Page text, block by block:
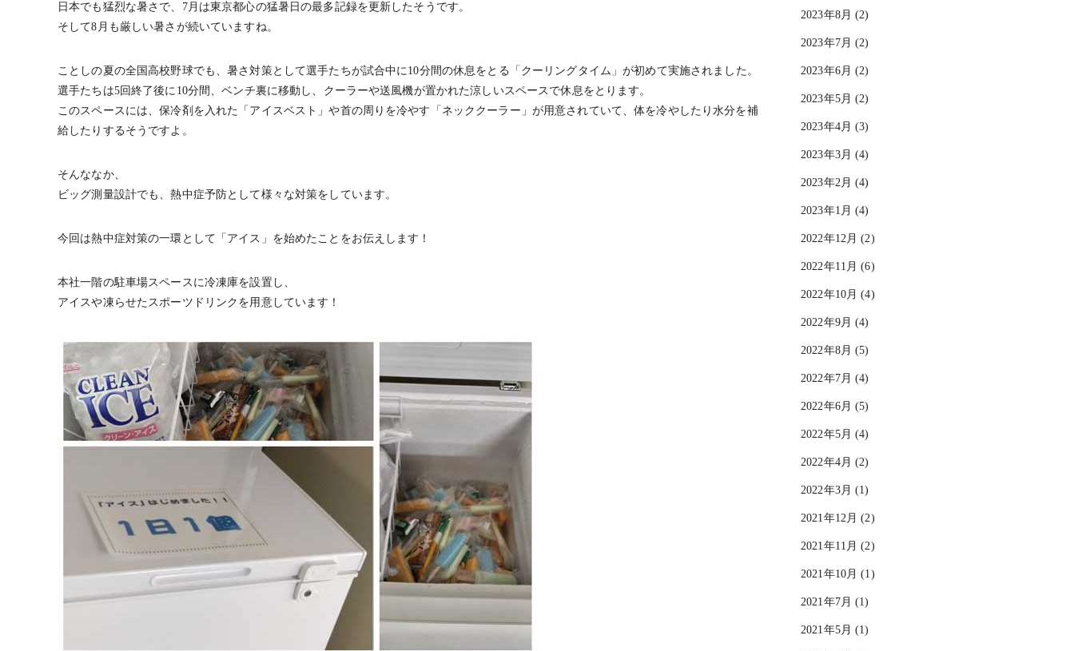
日本でも猛烈な暑さで、7月は東京都心の猛暑日の最多記録を更新したそうです。
そして8月も厳しい暑さが続いていますね。
ことしの夏の全国高校野球でも、暑さ対策として選手たちが試合中に10分間の休息をとる「クーリングタイム」が初めて実施されました。
選手たちは5回終了後に10分間、ベンチ裏に移動し、クーラーや送風機が置かれた涼しいスペースで休息をとります。
このスペースには、保冷剤を入れた「アイスベスト」や首の周りを冷やす「ネッククーラー」が用意されていて、体を冷やしたり水分を補
給したりするそうですよ。
そんななか、
ビッグ測量設計でも、熱中症予防として様々な対策をしています。
今回は熱中症対策の一環として「アイス」を始めたことをお伝えします！
本社一階の駐車場スペースに冷凍庫を設置し、
アイスや凍らせたスポーツドリンクを用意しています！
2023年8月 (2)
2023年7月 (2)
2023年6月 (2)
2023年5月 (2)
2023年4月 (3)
2023年3月 (4)
2023年2月 (4)
2023年1月 (4)
2022年12月 (2)
2022年11月 (6)
2022年10月 (4)
2022年9月 (4)
2022年8月 (5)
2022年7月 (4)
2022年6月 (5)
2022年5月 (4)
2022年4月 (2)
2022年3月 (1)
2021年12月 (2)
2021年11月 (2)
2021年10月 (1)
2021年7月 (1)
2021年5月 (1)